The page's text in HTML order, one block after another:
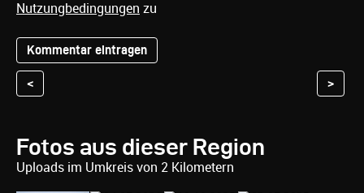
Nutzungbedingungen zu
< >
Fotos aus dieser Region
Uploads im Umkreis von 2 Kilometern